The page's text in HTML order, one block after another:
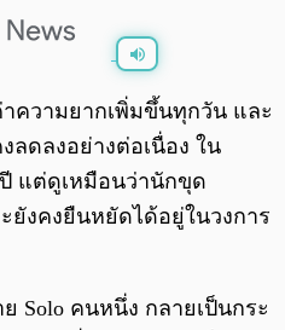
0:00 0:00
ความยากเพิ่มขึ้นทุกวัน และ
ลดลงอย่างต่อเนื่อง ใน
แต่ดูเหมือนว่านักขุด
ยังคงยืนหยัดได้อยู่ในวงการ
Solo คนหนึ่ง กลายเป็นกระ